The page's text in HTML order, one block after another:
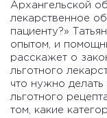
Архангельской
лекарственное
пациенту?»
опытом, и
расскажет о
льготного
что нужно делать
льготного
том, какие